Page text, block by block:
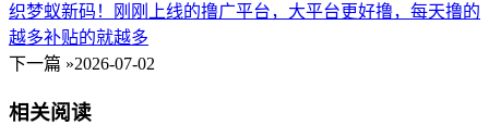
织梦蚁新码！刚刚上线的撸广平台，大平台更好撸，每天撸的
越多补贴的就越多
下一篇 »2026-07-02
相关阅读